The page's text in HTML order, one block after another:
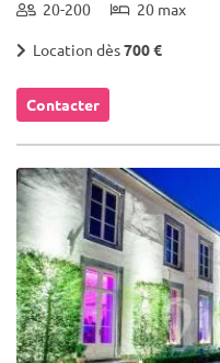
20-200 20 max
Location dès700 €
Contacter